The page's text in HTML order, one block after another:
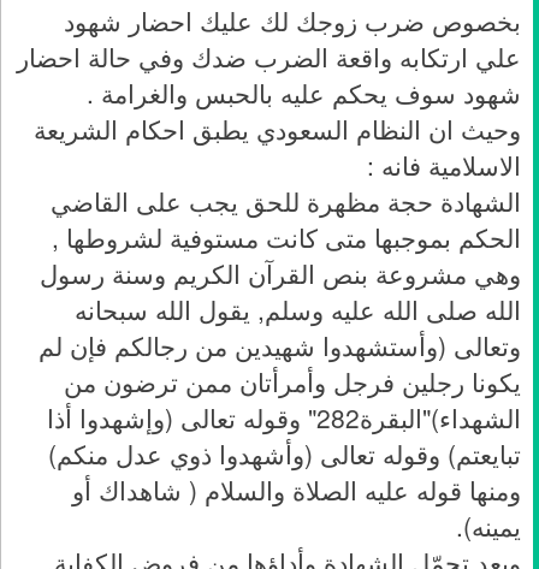
بخصوص ضرب زوجك لك عليك احضار شهود
علي ارتكابه واقعة الضرب ضدك وفي حالة احضار
شهود سوف يحكم عليه بالحبس والغرامة .
وحيث ان النظام السعودي يطبق احكام الشريعة
الاسلامية فانه :
الشهادة حجة مظهرة للحق يجب على القاضي
الحكم بموجبها متى كانت مستوفية لشروطها ,
وهي مشروعة بنص القرآن الكريم وسنة رسول
الله صلى الله عليه وسلم, يقول الله سبحانه
وتعالى (وأستشهدوا شهيدين من رجالكم فإن لم
يكونا رجلين فرجل وأمرأتان ممن ترضون من
الشهداء)"البقرة282" وقوله تعالى (وإشهدوا أذا
تبايعتم) وقوله تعالى (وأشهدوا ذوي عدل منكم)
ومنها قوله عليه الصلاة والسلام ( شاهداك أو
يمينه).
ويعد تحمّل الشهادة وأداؤها من فروض الكفاية,